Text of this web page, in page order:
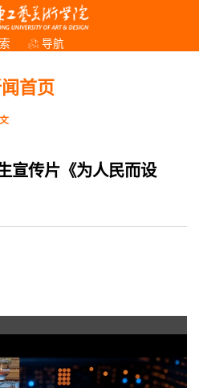
导航
首页
宣传片《为人民而设